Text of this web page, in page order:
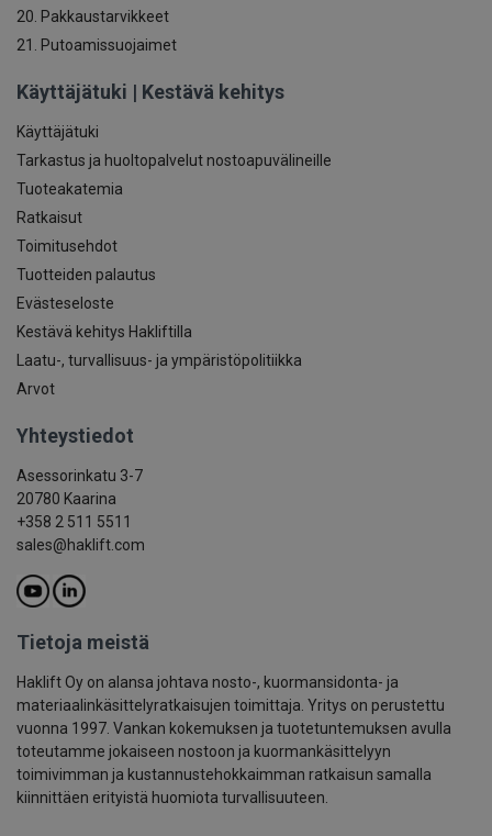
20. Pakkaustarvikkeet
21. Putoamissuojaimet
Käyttäjätuki | Kestävä kehitys
Käyttäjätuki
Tarkastus ja huoltopalvelut nostoapuvälineille
Tuoteakatemia
Ratkaisut
Toimitusehdot
Tuotteiden palautus
Evästeseloste
Kestävä kehitys Hakliftilla
Laatu-, turvallisuus- ja ympäristöpolitiikka
Arvot
Yhteystiedot
Asessorinkatu 3-7
20780 Kaarina
+358 2 511 5511
sales@haklift.com
Tietoja meistä
Haklift Oy on alansa johtava nosto-, kuormansidonta- ja
materiaalinkäsittelyratkaisujen toimittaja. Yritys on perustettu
vuonna 1997. Vankan kokemuksen ja tuotetuntemuksen avulla
toteutamme jokaiseen nostoon ja kuormankäsittelyyn
toimivimman ja kustannustehokkaimman ratkaisun samalla
kiinnittäen erityistä huomiota turvallisuuteen.